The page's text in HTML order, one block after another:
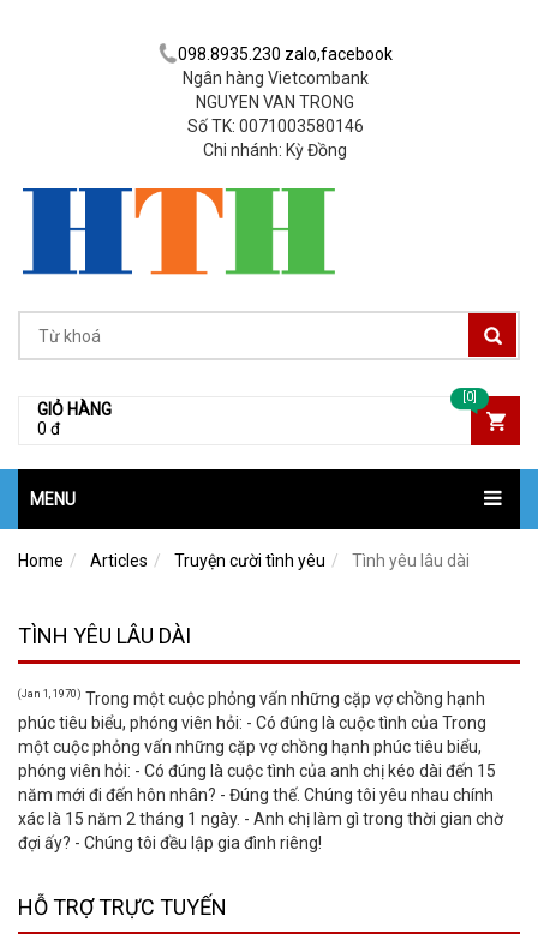
098.8935.230 zalo,facebook
Ngân hàng Vietcombank
NGUYEN VAN TRONG
Số TK: 0071003580146
Chi nhánh: Kỳ Đồng
GIỎ HÀNG
0 đ
[0]
MENU
Home Articles Truyện cười tình yêu Tình yêu lâu dài
TÌNH YÊU LÂU DÀI
(Jan 1, 1970) Trong một cuộc phỏng vấn những cặp vợ chồng hạnh
phúc tiêu biểu, phóng viên hỏi: - Có đúng là cuộc tình của Trong
một cuộc phỏng vấn những cặp vợ chồng hạnh phúc tiêu biểu,
phóng viên hỏi: - Có đúng là cuộc tình của anh chị kéo dài đến 15
năm mới đi đến hôn nhân? - Đúng thế. Chúng tôi yêu nhau chính
xác là 15 năm 2 tháng 1 ngày. - Anh chị làm gì trong thời gian chờ
đợi ấy? - Chúng tôi đều lập gia đình riêng!
HỖ TRỢ TRỰC TUYẾN